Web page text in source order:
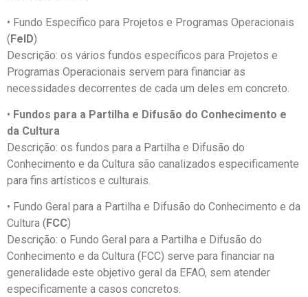
• Fundo Específico para Projetos e Programas Operacionais
(FeID)
Descrição: os vários fundos específicos para Projetos e
Programas Operacionais servem para financiar as
necessidades decorrentes de cada um deles em concreto.
• Fundos para a Partilha e Difusão do Conhecimento e
da Cultura
Descrição: os fundos para a Partilha e Difusão do
Conhecimento e da Cultura são canalizados especificamente
para fins artísticos e culturais.
• Fundo Geral para a Partilha e Difusão do Conhecimento e da
Cultura ( FCC)
Descrição: o Fundo Geral para a Partilha e Difusão do
Conhecimento e da Cultura (FCC) serve para financiar na
generalidade este objetivo geral da EFAO, sem atender
especificamente a casos concretos.